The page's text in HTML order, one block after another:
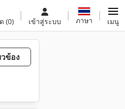
(0) เข้าสู่ระบบ ภาษา เมนู
ข้อง